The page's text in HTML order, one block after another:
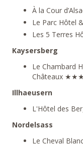
À la Cour
Le Parc Hôtel
Les 5 Terres
Kaysersberg
Le Chambard
Châteaux
Illhaeusern
L'Hôtel des
Nordelsass
Le Cheval